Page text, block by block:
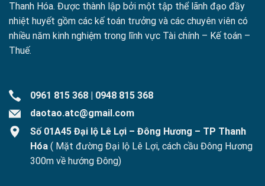
Thanh Hóa. Được thành lập bởi một tập thể lãnh đạo đầy
nhiệt huyết gồm các kế toán trưởng và các chuyên viên có
nhiều năm kinh nghiệm trong lĩnh vực Tài chính – Kế toán –
Thuế.
0961 815 368
0948 815 368
daotao.atc@gmail.com
Số 01A45 Đại lộ Lê Lợi – Đông Hương – TP Thanh
Hóa ( Mặt đường Đại lộ Lê Lợi, cách cầu Đông Hương
300m về hướng Đông)